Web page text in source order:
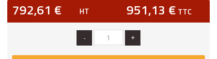
792,61 € HT 951,13 € TTC
- +